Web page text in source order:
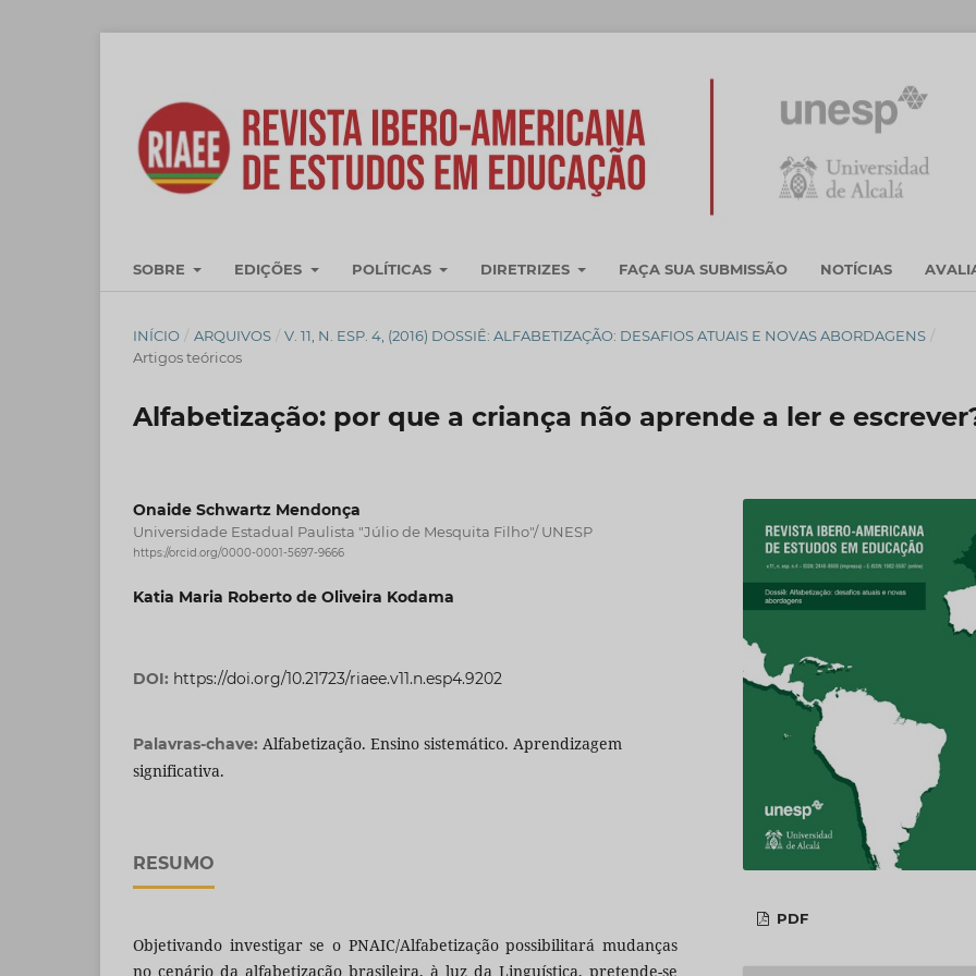
SOBRE EDIÇÕES POLÍTICAS DIRETRIZES FAÇA SUA SUBMISSÃO NOTÍCIAS
INÍCIO / ARQUIVOS / V. 11, N. ESP. 4, (2016) DOSSIÊ: ALFABETIZAÇÃO: DESAFIOS ATUAIS E NOVAS ABORDAGENS /
Artigos teóricos
Alfabetização: por que a criança não aprende a ler e
Onaide Schwartz Mendonça
Universidade Estadual Paulista "Júlio de Mesquita Filho"/ UNESP
https://orcid.org/0000-0001-5697-9666
Katia Maria Roberto de Oliveira Kodama
DOI: https://doi.org/10.21723/riaee.v11.n.esp4.9202
Palavras-chave: Alfabetização. Ensino sistemático. Aprendizagem
significativa.
RESUMO
Objetivando investigar se o PNAIC/Alfabetização possibilitará mudanças
no cenário da alfabetização brasileira, à luz da Linguística, pretende-se
PDF